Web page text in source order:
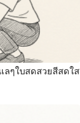
ลๆใบสดสวยสีสดใส